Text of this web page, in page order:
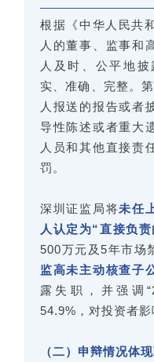
根据《中华人民共
人的董事、监事和
人及时、公平地
实、准确、完整。
人报送的报告或者
导性陈述或者重大
人员和其他直接责
罚。
深圳证监局将未任
人认定为“直接负责
500万元及5年市场
监高未主动核查子
露失职，并强调
54.9%，对投资者影
（二）申辩情况体